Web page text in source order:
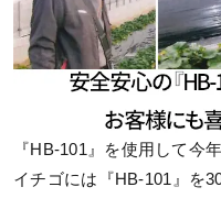
『HB-101』を使用して今
イチゴには『HB-101』を